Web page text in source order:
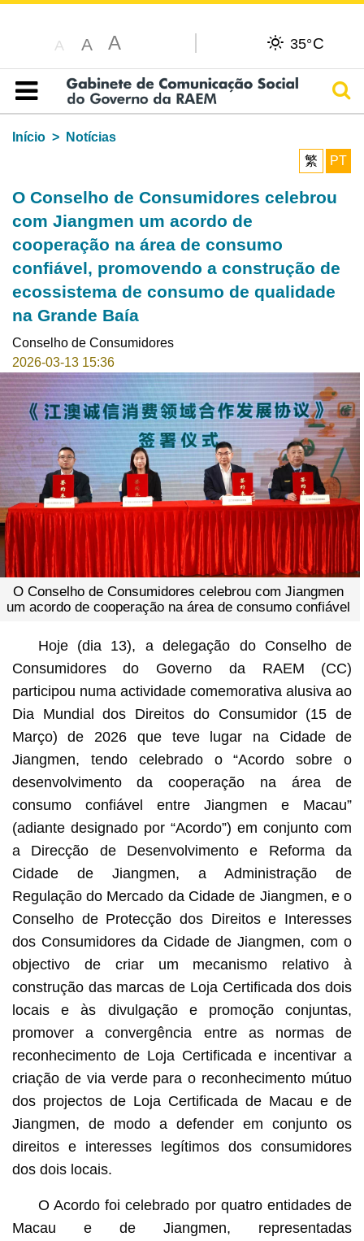
A A A 35°C
Índice
Início
Notícias
繁
PT
O Conselho de Consumidores celebrou
com Jiangmen um acordo de
cooperação na área de consumo
confiável, promovendo a construção de
ecossistema de consumo de qualidade
na Grande Baía
Conselho de Consumidores
2026-03-13 15:36
O Conselho de Consumidores celebrou com Jiangmen
um acordo de cooperação na área de consumo confiável
Hoje (dia 13), a delegação do Conselho de
Consumidores do Governo da RAEM (CC)
participou numa actividade comemorativa alusiva ao
Dia Mundial dos Direitos do Consumidor (15 de
Março) de 2026 que teve lugar na Cidade de
Jiangmen, tendo celebrado o “Acordo sobre o
desenvolvimento da cooperação na área de
consumo confiável entre Jiangmen e Macau”
(adiante designado por “Acordo”) em conjunto com
a Direcção de Desenvolvimento e Reforma da
Cidade de Jiangmen, a Administração de
Regulação do Mercado da Cidade de Jiangmen, e o
Conselho de Protecção dos Direitos e Interesses
dos Consumidores da Cidade de Jiangmen, com o
objectivo de criar um mecanismo relativo à
construção das marcas de Loja Certificada dos dois
locais e às divulgação e promoção conjuntas,
promover a convergência entre as normas de
reconhecimento de Loja Certificada e incentivar a
criação de via verde para o reconhecimento mútuo
dos projectos de Loja Certificada de Macau e de
Jiangmen, de modo a defender em conjunto os
direitos e interesses legítimos dos consumidores
dos dois locais.
O Acordo foi celebrado por quatro entidades de
Macau e de Jiangmen, representadas